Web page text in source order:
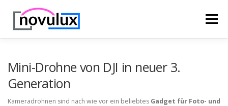
Inhalt
springen
Menü
Mini-Drohne von DJI in neuer 3.
Generation
Kameradrohnen sind nach wie vor ein beliebtes Gadget für Foto- und